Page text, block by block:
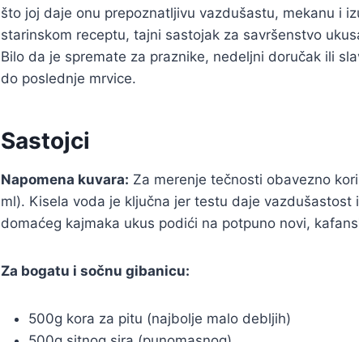
što joj daje onu prepoznatljivu vazdušastu, mekanu i
starinskom receptu, tajni sastojak za savršenstvo
Bilo da je spremate za praznike, nedeljni doručak ili
do poslednje mrvice.
Sastojci
Napomena kuvara: Za merenje tečnosti obavezno
ml). Kisela voda je ključna jer testu daje vazdušastost
domaćeg kajmaka ukus podići na potpuno novi,
Za bogatu i sočnu gibanicu:
500g kora za pitu (najbolje malo debljih)